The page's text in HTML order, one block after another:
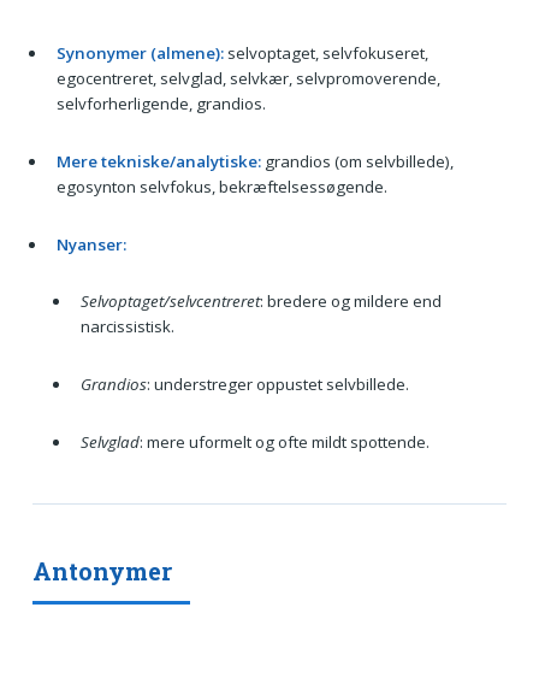
Synonymer (almene):selvoptaget, selvfokuseret,
egocentreret, selvglad, selvkær, selvpromoverende,
selvforherligende, grandios.
Mere tekniske/analytiske:grandios (om selvbillede),
egosynton selvfokus, bekræftelsessøgende.
Nyanser:
Selvoptaget/selvcentreret: bredere og mildere end
narcissistisk.
Grandios: understreger oppustet selvbillede.
Selvglad: mere uformelt og ofte mildt spottende.
Antonymer